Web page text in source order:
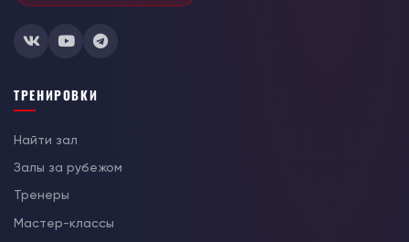
ТРЕНИРОВКИ
Найти зал
Залы за рубежом
Тренеры
Мастер-классы